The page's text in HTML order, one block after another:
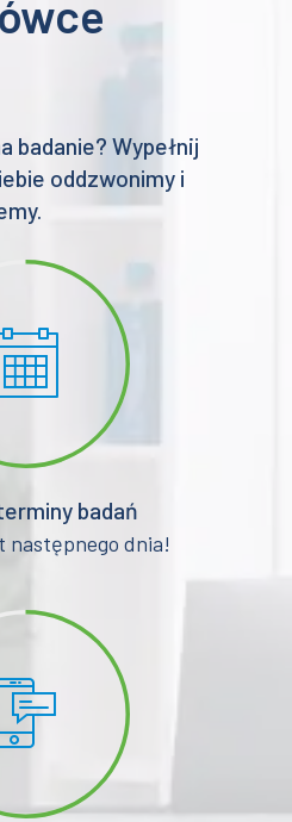
badanie? Wypełnij
oddzwonimy i
badań
następnego dnia!